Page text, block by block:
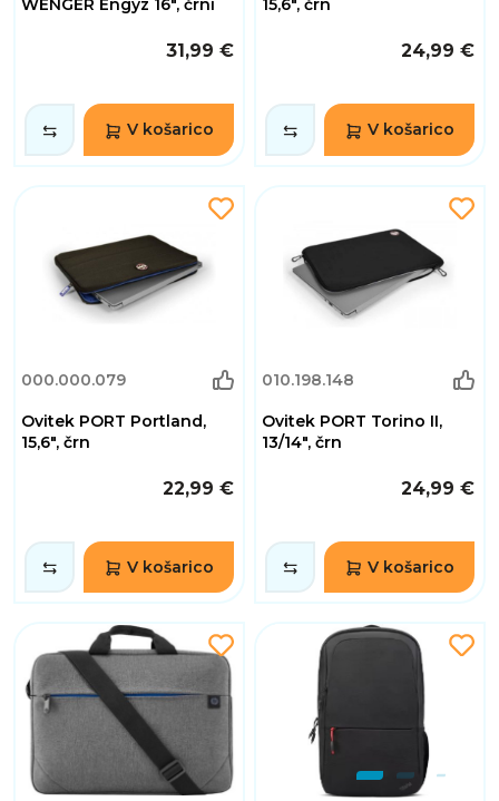
WENGER Engyz 16", črni
31,99 €
V košarico
15,6", črn
24,99 €
V košarico
000.000.079
Ovitek PORT Portland,
15,6", črn
22,99 €
V košarico
010.198.148
Ovitek PORT Torino II,
13/14", črn
24,99 €
V košarico